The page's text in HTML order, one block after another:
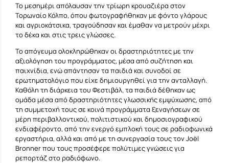
Το μεσημέρι απόλαυσαν την τρίωρη κρουαζιέρα στον
Τορωναίο Κόλπο, όπου φωτογραφήθηκαν με φόντο γλάρους
και αγριοκάτσικα, τραγούδησαν και έμαθαν να μετρούν μέχρι
το δέκα και στις τρεις γλώσσες.
Το απόγευμα ολοκληρώθηκαν οι δραστηριότητες με την
αξιολόγηση του προγράμματος, μέσα από συζήτηση και
παιχνίδια, ενώ απάντησαν τα παιδιά και συνοδοί σε
ερωτηματολόγιο που είχε δημιουργηθεί για την ανταλλαγή.
Καθόλη τη διάρκεια του Φεστιβάλ, τα παιδιά δέθηκαν ως
ομάδα μέσα από δραστηριότητες γλωσσικής εμψύχωσης, από
τη συμμετοχή τους σε κοινά προγράμματα ξεναγήσεων σε
μέρη περιβαλλοντικού, πολιτιστικού και δημοσιογραφικού
ενδιαφέροντο, από την ενεργό εμπλοκή τους σε ραδιοφωνικά
εργαστήρια, αλλά και από με τη συνεργασία τους τον Joël
Bronner που τους προσέφερε πολύτιμες γνώσεις για
ρεπορτάζ στο ραδιόφωνο.